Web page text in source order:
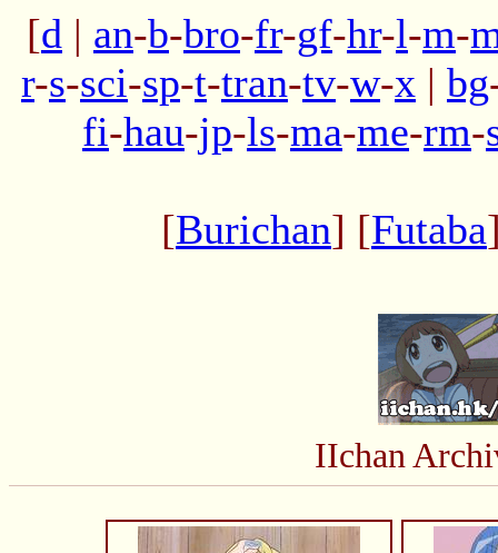
[d | an-b-bro-fr-gf-hr-l-m-
r-s-sci-sp-t-tran-tv-w-x | bg
fi-hau-jp-ls-ma-me-rm-
[Burichan] [Futaba
IIchan